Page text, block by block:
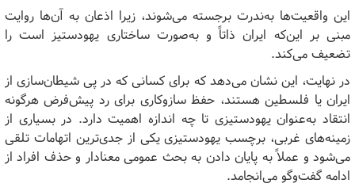
این واقعیت‌ها به‌ندرت برجسته می‌شوند، زیرا اذعان به آن‌ها روایت
مبنی بر این‌که ایران ذاتاً و به‌صورت ساختاری یهودستیز است را
تضعیف می‌کند.
در نهایت، این نشان می‌دهد که برای کسانی که در پی شیطان‌سازی از
ایران یا فلسطین هستند، حفظ سازوکاری برای رد پیش‌فرض هرگونه
انتقاد به‌عنوان یهودستیزی تا چه اندازه اهمیت دارد. در بسیاری از
زمینه‌های غربی، برچسب یهودستیزی یکی از جدی‌ترین اتهامات تلقی
می‌شود و عملاً به پایان دادن به بحث عمومی معنادار و حذف افراد از
ادامه گفت‌وگو می‌انجامد.